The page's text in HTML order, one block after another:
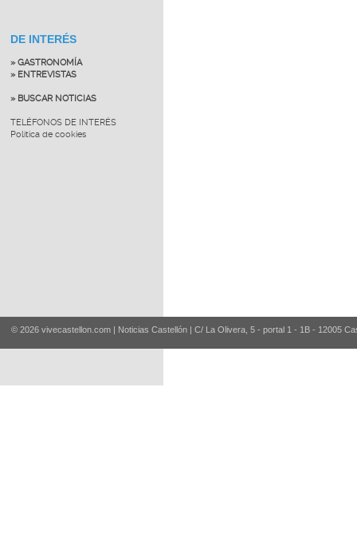
DE INTERÉS
» GASTRONOMÍA
» ENTREVISTAS
» BUSCAR NOTICIAS
TELÉFONOS DE INTERÉS
Política de cookies
© 2026 vivecastellon.com | Noticias Castellón | C/ La Olivera, 5 - portal 1 - 1B - 12005